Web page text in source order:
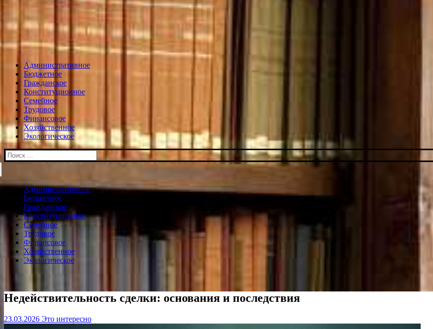
Административное
Бюджетное
Гражданское
Конституционное
Семейное
Трудовое
Финансовое
Хозяйственное
Экологическое
Искать:
Административное
Бюджетное
Гражданское
Конституционное
Семейное
Трудовое
Финансовое
Хозяйственное
Экологическое
Недействительность сделки: основания и последствия
23.03.2026 Это интересно